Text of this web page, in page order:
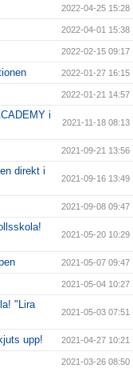
2022-04-25 15:28
2022-04-01 15:38
2022-02-15 09:17
2022-01-27 16:15
2022-01-21 14:57
i
2021-11-18 08:13
2021-09-21 13:56
direkt i
2021-09-16 13:49
2021-09-08 09:47
2021-05-20 10:29
2021-05-07 09:47
2021-05-04 10:27
"Lira
2021-05-03 07:51
upp! 2021-04-27 10:21
2021-03-26 08:50